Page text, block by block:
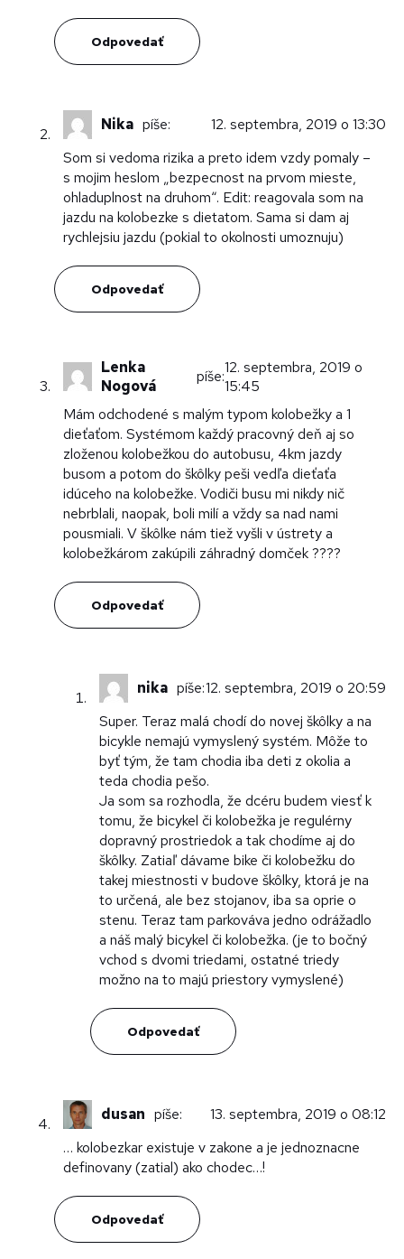
Odpovedať
Nika píše:
12. septembra, 2019 o 13:30
Som si vedoma rizika a preto idem vzdy pomaly –
s mojim heslom „bezpecnost na prvom mieste,
ohladuplnost na druhom“. Edit: reagovala som na
jazdu na kolobezke s dietatom. Sama si dam aj
rychlejsiu jazdu (pokial to okolnosti umoznuju)
Odpovedať
Lenka
Nogová
píše:12. septembra, 2019 o
15:45
Mám odchodené s malým typom kolobežky a 1
dieťaťom. Systémom každý pracovný deň aj so
zloženou kolobežkou do autobusu, 4km jazdy
busom a potom do škôlky peši vedľa dieťaťa
idúceho na kolobežke. Vodiči busu mi nikdy nič
nebrblali, naopak, boli milí a vždy sa nad nami
pousmiali. V škôlke nám tiež vyšli v ústrety a
kolobežkárom zakúpili záhradný domček ????
Odpovedať
nika píše:12. septembra, 2019 o 20:59
Super. Teraz malá chodí do novej škôlky a na
bicykle nemajú vymyslený systém. Môže to
byť tým, že tam chodia iba deti z okolia a
teda chodia pešo.
Ja som sa rozhodla, že dcéru budem viesť k
tomu, že bicykel či kolobežka je regulérny
dopravný prostriedok a tak chodíme aj do
škôlky. Zatiaľ dávame bike či kolobežku do
takej miestnosti v budove škôlky, ktorá je na
to určená, ale bez stojanov, iba sa oprie o
stenu. Teraz tam parkováva jedno odrážadlo
a náš malý bicykel či kolobežka. (je to bočný
vchod s dvomi triedami, ostatné triedy
možno na to majú priestory vymyslené)
Odpovedať
dusan píše:
13. septembra, 2019 o 08:12
… kolobezkar existuje v zakone a je jednoznacne
definovany (zatial) ako chodec…!
Odpovedať